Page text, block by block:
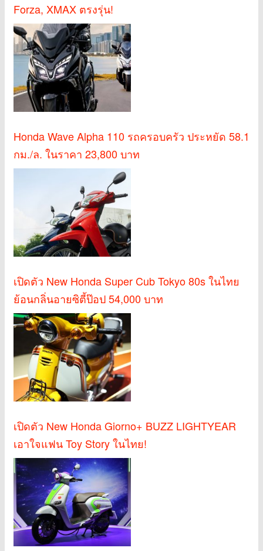
Forza, XMAX ตรงรุ่น!
Honda Wave Alpha 110 รถครอบครัว ประหยัด 58.1
กม./ล. ในราคา 23,800 บาท
เปิดตัว New Honda Super Cub Tokyo 80s ในไทย
ย้อนกลิ่นอายซิตี้ป๊อป 54,000 บาท
เปิดตัว New Honda Giorno+ BUZZ LIGHTYEAR
เอาใจแฟน Toy Story ในไทย!